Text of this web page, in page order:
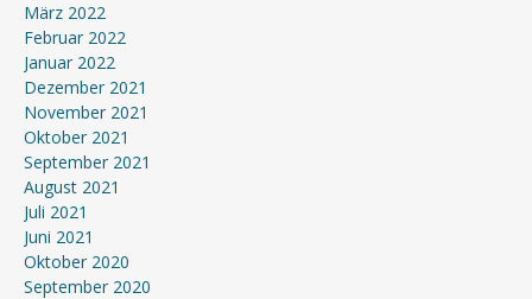
März 2022
Februar 2022
Januar 2022
Dezember 2021
November 2021
Oktober 2021
September 2021
August 2021
Juli 2021
Juni 2021
Oktober 2020
September 2020